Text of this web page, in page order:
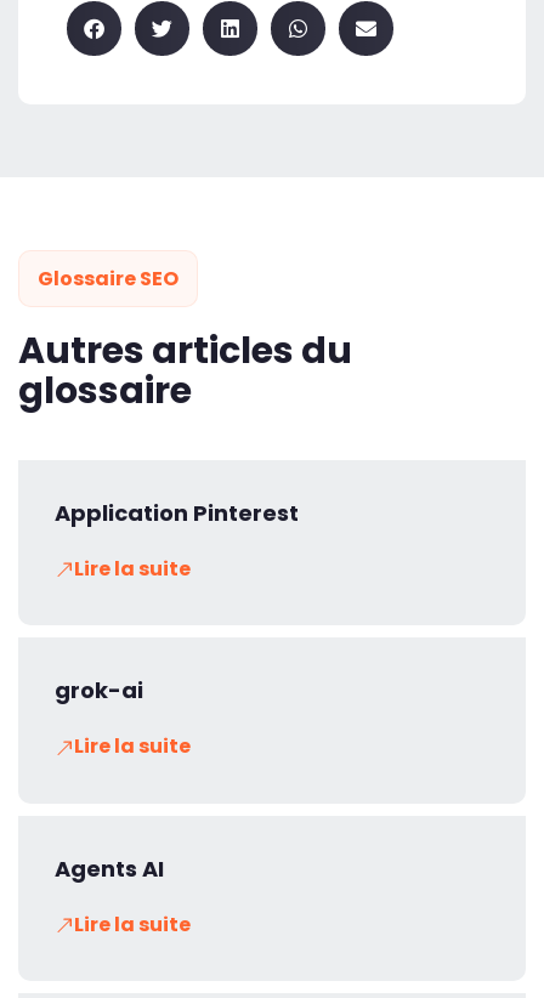
Glossaire SEO
Autres articles du
glossaire
Application Pinterest
Lire la suite
grok-ai
Lire la suite
Agents AI
Lire la suite